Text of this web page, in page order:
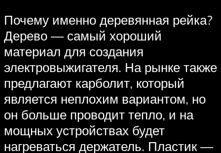
Почему именно деревянная рейка?
Дерево — самый хороший
материал для создания
электровыжигателя. На рынке также
предлагают карболит, который
является неплохим вариантом, но
он больше проводит тепло, и на
мощных устройствах будет
нагреваться держатель. Пластик —